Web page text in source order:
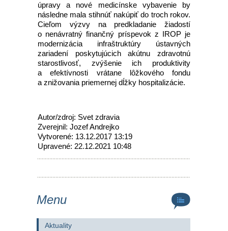
úpravy a nové medicínske vybavenie by
následne mala stihnúť nakúpiť do troch rokov.
Cieľom výzvy na predkladanie žiadostí
o nenávratný finančný príspevok z IROP je
modernizácia infraštruktúry ústavných
zariadení poskytujúcich akútnu zdravotnú
starostlivosť, zvýšenie ich produktivity
a efektívnosti vrátane lôžkového fondu
a znižovania priemernej dĺžky hospitalizácie.
Autor/zdroj: Svet zdravia
Zverejnil: Jozef Andrejko
Vytvorené: 13.12.2017 13:19
Upravené: 22.12.2021 10:48
Menu
Aktuality